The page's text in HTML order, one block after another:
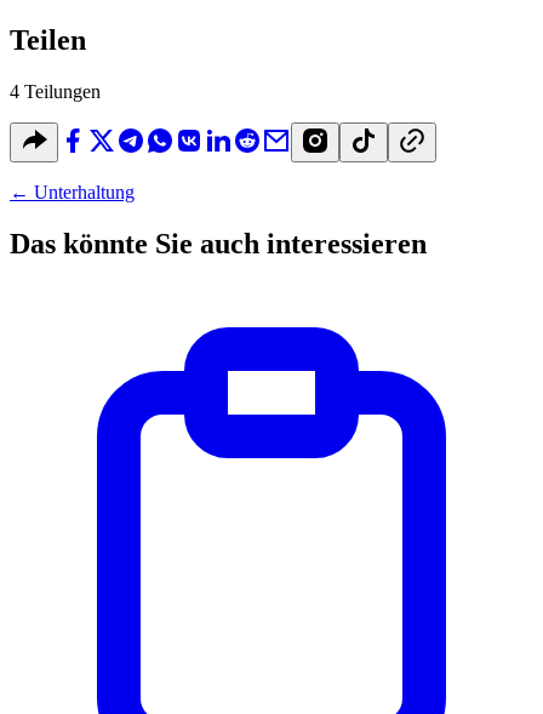
Teilen
4 Teilungen
← Unterhaltung
Das könnte Sie auch interessieren